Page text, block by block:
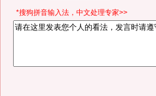
*搜狗拼音输入法，中文处理专家>>